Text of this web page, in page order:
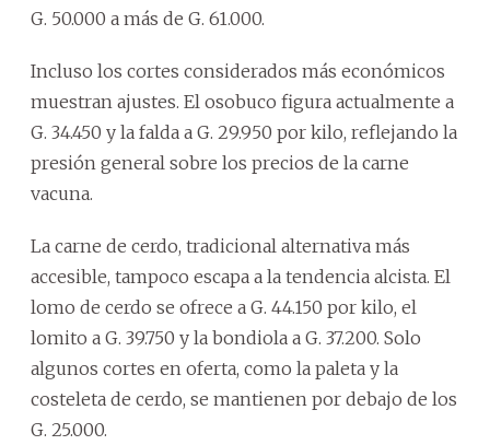
G. 50.000 a más de G. 61.000.
Incluso los cortes considerados más económicos
muestran ajustes. El osobuco figura actualmente a
G. 34.450 y la falda a G. 29.950 por kilo, reflejando la
presión general sobre los precios de la carne
vacuna.
La carne de cerdo, tradicional alternativa más
accesible, tampoco escapa a la tendencia alcista. El
lomo de cerdo se ofrece a G. 44.150 por kilo, el
lomito a G. 39.750 y la bondiola a G. 37.200. Solo
algunos cortes en oferta, como la paleta y la
costeleta de cerdo, se mantienen por debajo de los
G. 25.000.